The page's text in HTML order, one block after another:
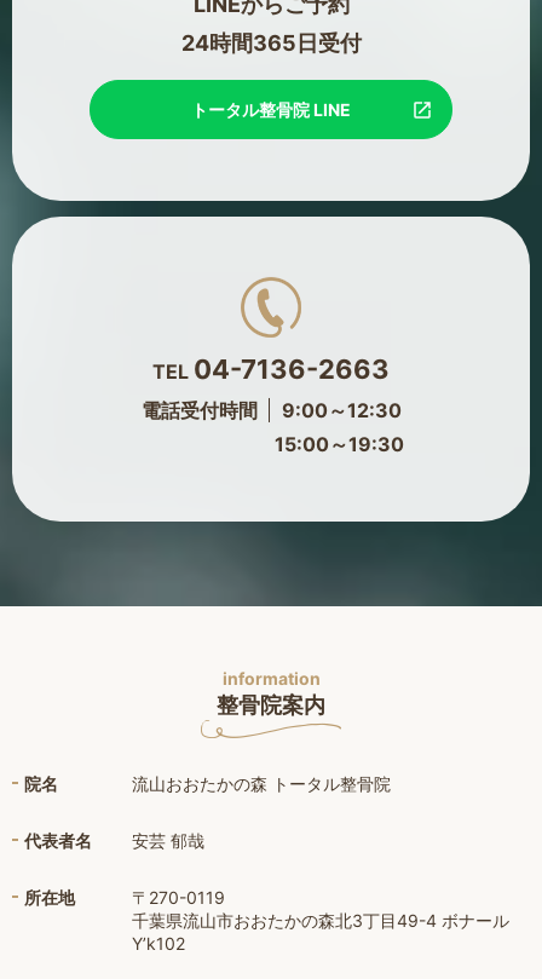
24時間365日受付
トータル整骨院 LINE
TEL 04-7136-2663
電話受付時間
9:00～12:30
15:00～19:30
information
整骨院案内
院名 流山おおたかの森 トータル整骨院
代表者名 安芸 郁哉
所在地
〒270-0119
千葉県流山市おおたかの森北3丁目49-4 ボナール
Y’k102